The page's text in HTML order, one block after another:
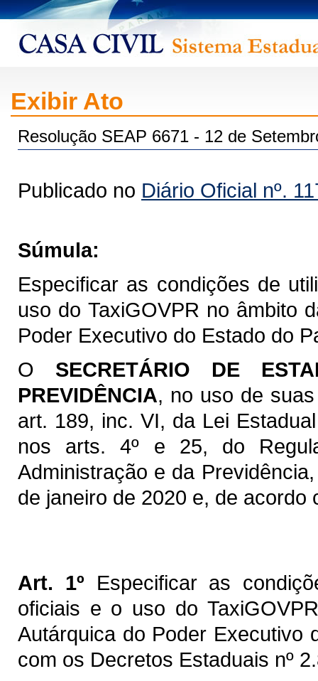
Exibir Ato
Resolução SEAP 6671 - 12 de
Publicado no Diário Oficial nº.
Súmula:
Especificar as condições de
uso do TaxiGOVPR no âmbito
Poder Executivo do Estado do
O SECRETÁRIO DE
PREVIDÊNCIA, no uso de
art. 189, inc. VI, da Lei
nos arts. 4º e 25, do
Administração e da
de janeiro de 2020 e, de acordo
Art. 1º Especificar as
oficiais e o uso do
Autárquica do Poder Executivo
com os Decretos Estaduais nº